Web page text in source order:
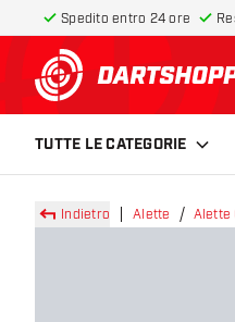
Spedito entro 24 ore
torna alla
TUTTE LE CATEGORIE
Indietro Alette Alette